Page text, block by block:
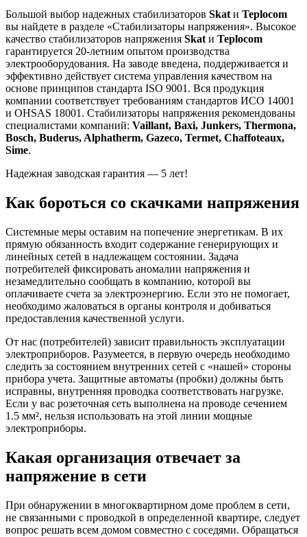
Большой выбор надежных стабилизаторов Skat и Teplocom
вы найдете в разделе «Стабилизаторы напряжения». Высокое
качество стабилизаторов напряжения Skat и Teplocom
гарантируется 20-летним опытом производства
электрооборудования. На заводе введена, поддерживается и
эффективно действует система управления качеством на
основе принципов стандарта ISO 9001. Вся продукция
компании соответствует требованиям стандартов ИСО 14001
и OHSAS 18001. Стабилизаторы напряжения рекомендованы
специалистами компаний: Vaillant, Baxi, Junkers, Thermona,
Bosch, Buderus, Alphatherm, Gazeco, Termet, Chaffoteaux,
Sime.
Надежная заводская гарантия — 5 лет!
Как бороться со скачками напряжения
Системные меры оставим на попечение энергетикам. В их
прямую обязанность входит содержание генерирующих и
линейных сетей в надлежащем состоянии. Задача
потребителей фиксировать аномалии напряжения и
незамедлительно сообщать в компанию, которой вы
оплачиваете счета за электроэнергию. Если это не помогает,
необходимо жаловаться в органы контроля и добиваться
предоставления качественной услуги.
От нас (потребителей) зависит правильность эксплуатации
электроприборов. Разумеется, в первую очередь необходимо
следить за состоянием внутренних сетей с «нашей» стороны
прибора учета. Защитные автоматы (пробки) должны быть
исправны, внутренняя проводка соответствовать нагрузке.
Если у вас розеточная сеть выполнена на проводе сечением
1.5 мм², нельзя использовать на этой линии мощные
электроприборы.
Какая организация отвечает за
напряжение в сети
При обнаружении в многоквартирном доме проблем в сети,
не связанными с проводкой в определенной квартире, следует
вопрос решать всем домом совместно с соседями. Обращаться